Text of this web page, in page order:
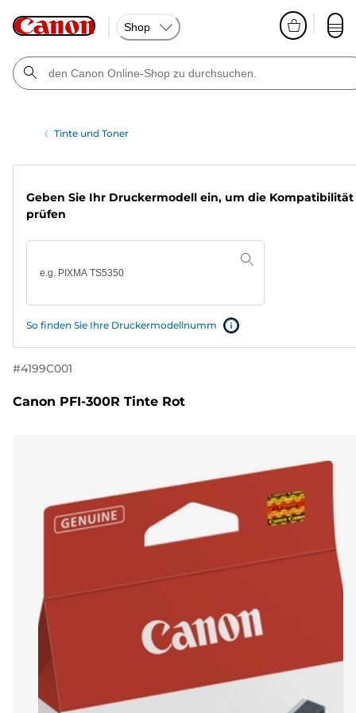
Shop
Tinte und Toner
Geben Sie Ihr Druckermodell ein, um die Kompatibilität
prüfen
So finden Sie Ihre Druckermodellnumm
#4199C001
Canon PFI-300R Tinte Rot